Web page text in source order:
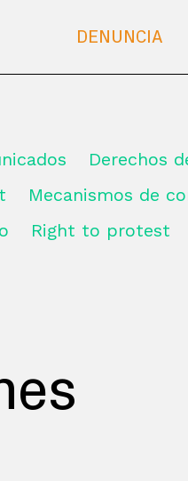
DENUNCIA
Derechos
Mecanismos de
Right to protest